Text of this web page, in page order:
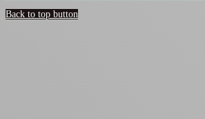
Back to top button